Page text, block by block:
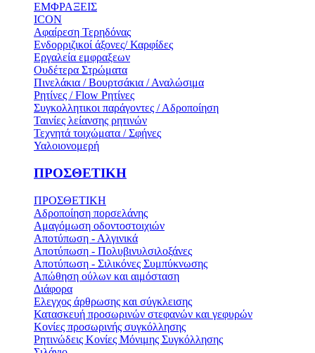
ΕΜΦΡΑΞΕΙΣ
ICON
Αφαίρεση Τερηδόνας
Ενδορριζικοί άξονες/ Καρφίδες
Εργαλεία εμφραξεων
Ουδέτερα Στρώματα
Πινελάκια / Βουρτσάκια / Αναλώσιμα
Ρητίνες / Flow Ρητίνες
Συγκολλητικοι παράγοντες / Αδροποίηση
Ταινίες λείανσης ρητινών
Τεχνητά τοιχώματα / Σφήνες
Υαλοιονομερή
ΠΡΟΣΘΕΤΙΚΗ
ΠΡΟΣΘΕΤΙΚΗ
Αδροποίηση πορσελάνης
Αμαγόμωση οδοντοστοιχιών
Αποτύπωση - Αλγινικά
Αποτύπωση - Πολυβινυλσιλοξάνες
Αποτύπωση - Σιλικόνες Συμπύκνωσης
Απώθηση ούλων και αιμόσταση
Διάφορα
Ελεγχος άρθρωσης και σύγκλεισης
Κατασκευή προσωρινών στεφανών και γεφυρών
Κονίες προσωρινής συγκόλλησης
Ρητινώδεις Κονίες Μόνιμης Συγκόλλησης